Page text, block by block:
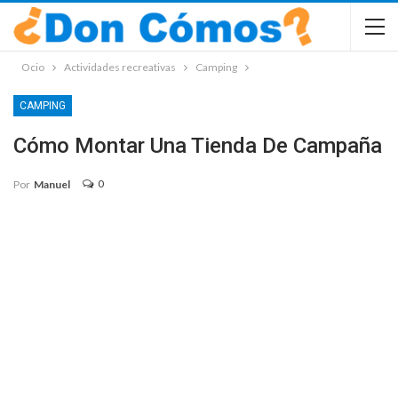
Ocio Actividades recreativas Camping
CAMPING
Cómo Montar Una Tienda De Campaña
Por Manuel 0